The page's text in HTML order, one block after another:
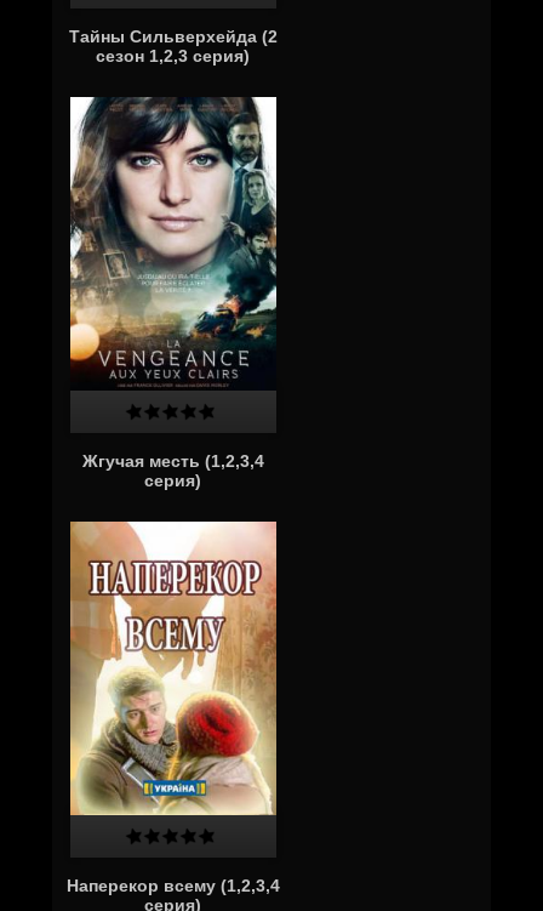
Тайны Сильверхейда (2
сезон 1,2,3 серия)
Жгучая месть (1,2,3,4
серия)
Наперекор всему (1,2,3,4
серия)